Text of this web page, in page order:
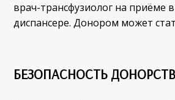
врач-трансфузиолог на приёме
диспансере. Донором может
БЕЗОПАСНОСТЬ